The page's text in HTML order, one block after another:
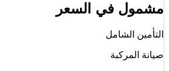
مشمول في السعر
التأمين الشامل
صيانة المركبة